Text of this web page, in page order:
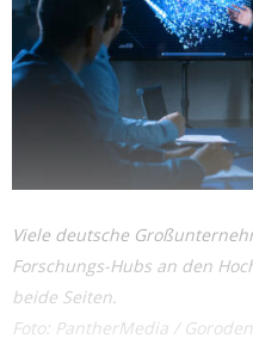
Viele deutsche
Forschungs-Hubs an den
beide Seiten.
Foto: PantherMedia /